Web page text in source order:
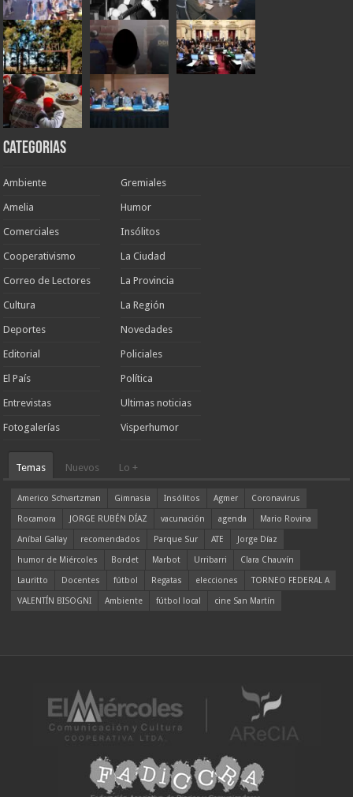
Categorias
Ambiente
Amelia
Comerciales
Cooperativismo
Correo de Lectores
Cultura
Deportes
Editorial
El País
Entrevistas
Fotogalerías
Gremiales
Humor
Insólitos
La Ciudad
La Provincia
La Región
Novedades
Policiales
Política
Ultimas noticias
Visperhumor
Temas Nuevos Lo +
Americo Schvartzman Gimnasia Insólitos Agmer
Coronavirus
Rocamora
JORGE RUBÉN DÍAZ vacunación agenda
Mario Rovina
Aníbal Gallay
recomendados Parque Sur ATE
Jorge Díaz
humor de Miércoles
Bordet Marbot Urribarri
Clara Chauvín
Lauritto
Docentes fútbol Regatas elecciones
TORNEO FEDERAL A
VALENTÍN BISOGNI
Ambiente fútbol local cine San Martín